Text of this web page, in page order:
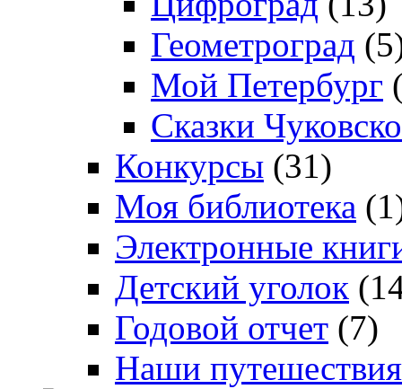
Геометроград
Мой Петербург
Сказки
Конкурсы (31)
Моя библиотека
Электронные
Детский уголок
Годовой отчет (7)
Наши путешествия